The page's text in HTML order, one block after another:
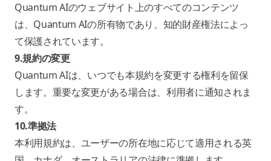
Quantum AIのウェブサイト上のすべてのコンテンツ
は、Quantum AIの所有物であり、知的財産権法によっ
て保護されています。
9.規約の変更
Quantum AIは、いつでも本規約を変更する権利を留保
します。重要な変更がある場合は、利用者に通知されま
す。
10.準拠法
本利用規約は、ユーザーの所在地に応じて適用される英